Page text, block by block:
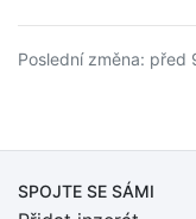
Poslední změna: před
SPOJTE SE SÁMI